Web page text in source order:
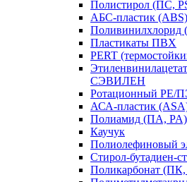
Полистирол (ПС,
АБС-пластик (ABS)
Пластикаты ПВХ
PERT
СЭВИЛЕН
Ротационный PE/
АСА-пластик
Полиамид (ПА, PA)
Каучук
Полиолефиновый
Стирол-бутадиен-
Поликарбонат (ПК,